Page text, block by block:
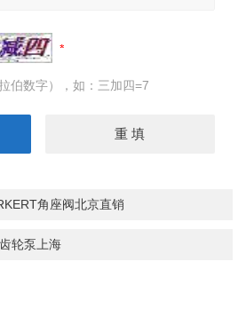
伯数字），如：三加四=7
角座阀北京直销
轮泵上海